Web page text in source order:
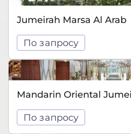
Jumeirah Marsa Al Arab
По запросу
Mandarin Oriental
По запросу